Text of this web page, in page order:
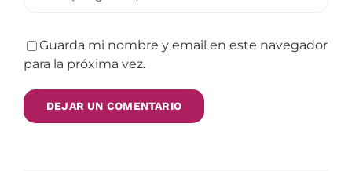
Guarda mi nombre y email en este navegador
para la próxima vez.